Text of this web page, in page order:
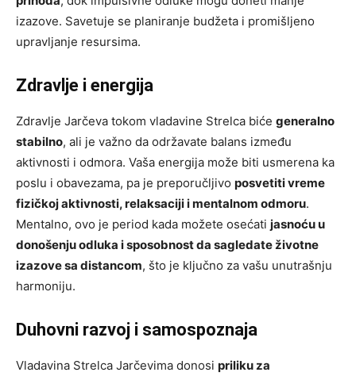
izazove. Savetuje se planiranje budžeta i promišljeno
upravljanje resursima.
Zdravlje i energija
Zdravlje Jarčeva tokom vladavine Strelca biće generalno
stabilno, ali je važno da održavate balans između
aktivnosti i odmora. Vaša energija može biti usmerena ka
poslu i obavezama, pa je preporučljivo posvetiti vreme
fizičkoj aktivnosti, relaksaciji i mentalnom odmoru.
Mentalno, ovo je period kada možete osećati jasnoću u
donošenju odluka i sposobnost da sagledate životne
izazove sa distancom, što je ključno za vašu unutrašnju
harmoniju.
Duhovni razvoj i samospoznaja
Vladavina Strelca Jarčevima donosi priliku za